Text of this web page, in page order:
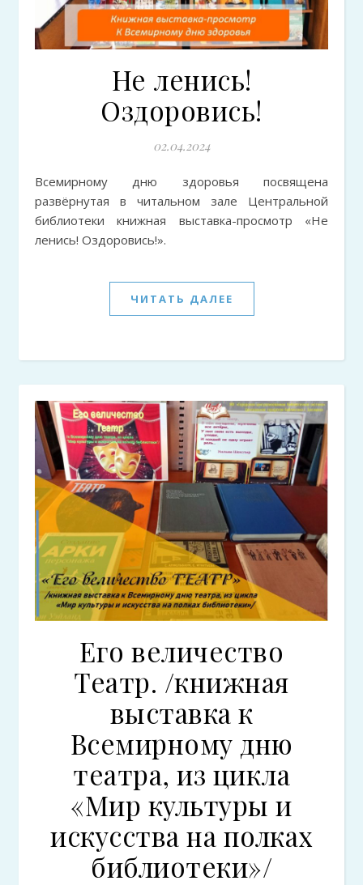
Не ленись!
Оздоровись!
02.04.2024
Всемирному дню здоровья посвящена
развёрнутая в читальном зале Центральной
библиотеки книжная выставка-просмотр «Не
ленись! Оздоровись!».
ЧИТАТЬ ДАЛЕЕ
Его величество
Театр. /книжная
выставка к
Всемирному дню
театра, из цикла
«Мир культуры и
искусства на полках
библиотеки»/